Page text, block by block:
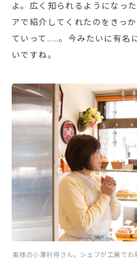
よ。広く知られるようになっ
アで紹介してくれたのをきっ
ていって……。今みたいに有名
いですね。
奥様の小澤利得さん。シェフが工房で